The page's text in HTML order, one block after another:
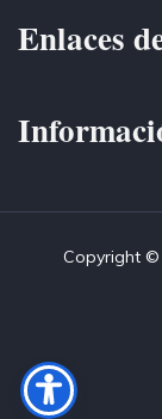
Enlaces
Copyright ©